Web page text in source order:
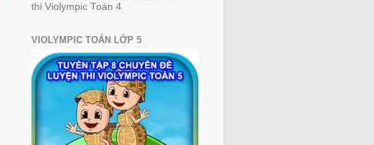
thi Violympic Toán 4
VIOLYMPIC TOÁN LỚP 5